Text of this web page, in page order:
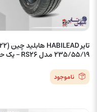
235/55/19 مدل RS26 – یک حلقه
ناموجود